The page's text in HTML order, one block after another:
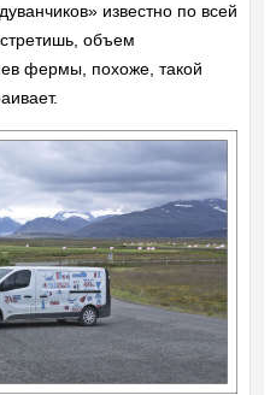
известно по всей
объем
фермы, похоже, такой